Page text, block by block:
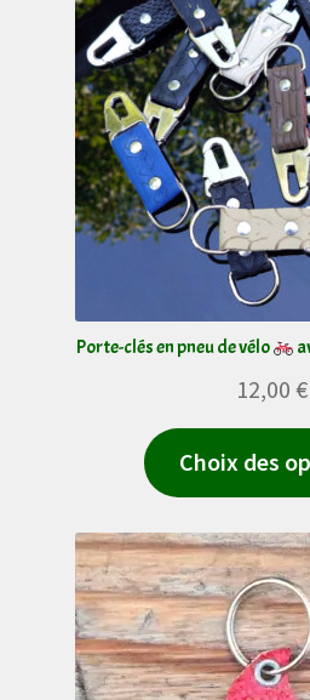
Porte-clés en pneu de vélo
12,00 €
Choix des